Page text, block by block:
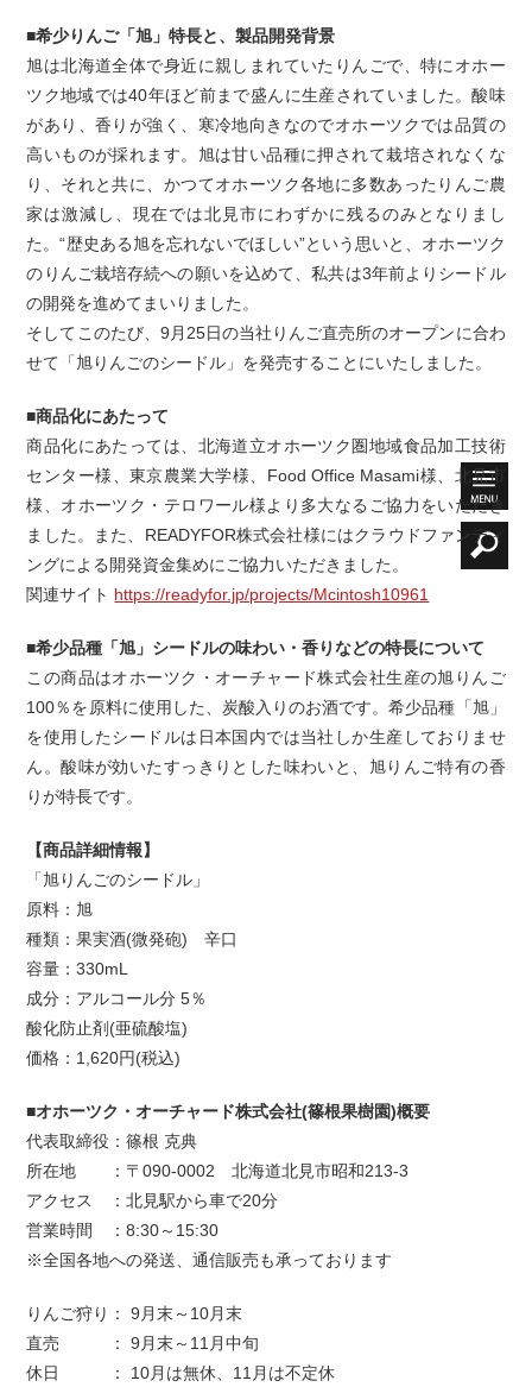
■希少りんご「旭」特長と、製品開発背景
旭は北海道全体で身近に親しまれていたりんごで、特にオホー
ツク地域では40年ほど前まで盛んに生産されていました。酸味
があり、香りが強く、寒冷地向きなのでオホーツクでは品質の
高いものが採れます。旭は甘い品種に押されて栽培されなくな
り、それと共に、かつてオホーツク各地に多数あったりんご農
家は激減し、現在では北見市にわずかに残るのみとなりまし
た。“歴史ある旭を忘れないでほしい”という思いと、オホーツク
のりんご栽培存続への願いを込めて、私共は3年前よりシードル
の開発を進めてまいりました。
そしてこのたび、9月25日の当社りんご直売所のオープンに合わ
せて「旭りんごのシードル」を発売することにいたしました。
■商品化にあたって
商品化にあたっては、北海道立オホーツク圏地域食品加工技術
センター様、東京農業大学様、Food Office Masami様、北見市
様、オホーツク・テロワール様より多大なるご協力をいただき
ました。また、READYFOR株式会社様にはクラウドファンディ
ングによる開発資金集めにご協力いただきました。
関連サイト https://readyfor.jp/projects/Mcintosh10961
■希少品種「旭」シードルの味わい・香りなどの特長について
この商品はオホーツク・オーチャード株式会社生産の旭りんご
100％を原料に使用した、炭酸入りのお酒です。希少品種「旭」
を使用したシードルは日本国内では当社しか生産しておりませ
ん。酸味が効いたすっきりとした味わいと、旭りんご特有の香
りが特長です。
【商品詳細情報】
「旭りんごのシードル」
原料：旭
種類：果実酒(微発砲) 辛口
容量：330mL
成分：アルコール分 5％
酸化防止剤(亜硫酸塩)
価格：1,620円(税込)
■オホーツク・オーチャード株式会社(篠根果樹園)概要
代表取締役：篠根 克典
所在地 ：〒090-0002 北海道北見市昭和213-3
アクセス ：北見駅から車で20分
営業時間 ：8:30～15:30
※全国各地への発送、通信販売も承っております
りんご狩り： 9月末～10月末
直売 ： 9月末～11月中旬
休日 ： 10月は無休、11月は不定休